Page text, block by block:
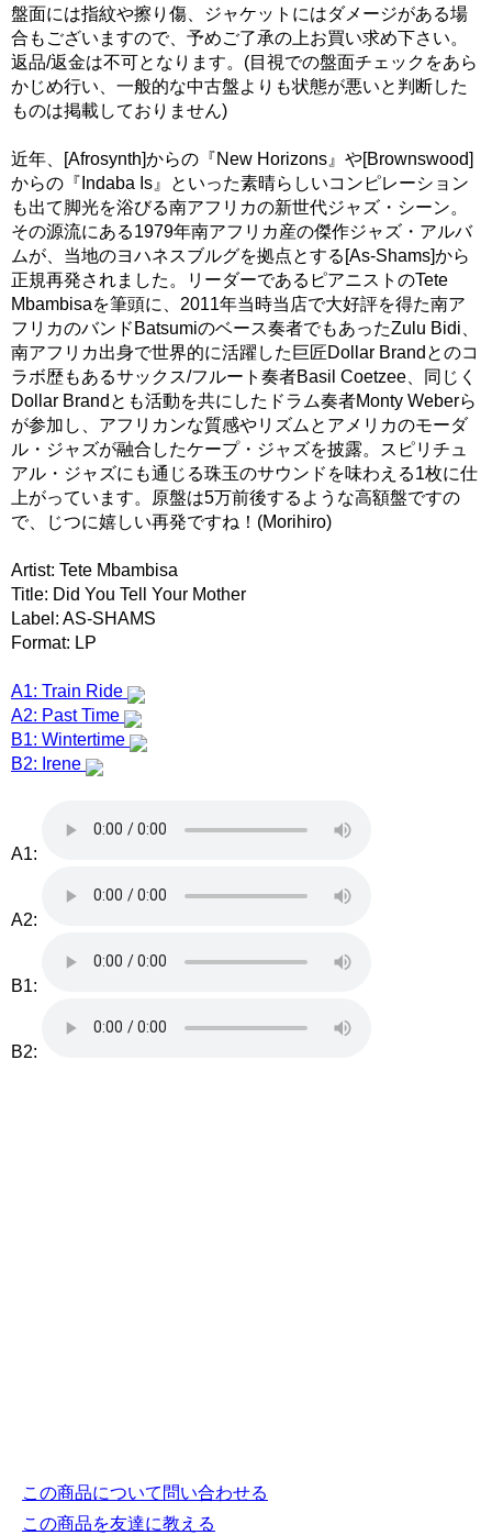
盤面には指紋や擦り傷、ジャケットにはダメージがある場
合もございますので、予めご了承の上お買い求め下さい。
返品/返金は不可となります。(目視での盤面チェックをあら
かじめ行い、一般的な中古盤よりも状態が悪いと判断した
ものは掲載しておりません)
近年、[Afrosynth]からの『New Horizons』や[Brownswood]
からの『Indaba Is』といった素晴らしいコンピレーション
も出て脚光を浴びる南アフリカの新世代ジャズ・シーン。
その源流にある1979年南アフリカ産の傑作ジャズ・アルバ
ムが、当地のヨハネスブルグを拠点とする[As-Shams]から
正規再発されました。リーダーであるピアニストのTete
Mbambisaを筆頭に、2011年当時当店で大好評を得た南ア
フリカのバンドBatsumiのベース奏者でもあったZulu Bidi、
南アフリカ出身で世界的に活躍した巨匠Dollar Brandとのコ
ラボ歴もあるサックス/フルート奏者Basil Coetzee、同じく
Dollar Brandとも活動を共にしたドラム奏者Monty Weberら
が参加し、アフリカンな質感やリズムとアメリカのモーダ
ル・ジャズが融合したケープ・ジャズを披露。スピリチュ
アル・ジャズにも通じる珠玉のサウンドを味わえる1枚に仕
上がっています。原盤は5万前後するような高額盤ですの
で、じつに嬉しい再発ですね！(Morihiro)
Artist: Tete Mbambisa
Title: Did You Tell Your Mother
Label: AS-SHAMS
Format: LP
A1: Train Ride
A2: Past Time
B1: Wintertime
B2: Irene
A1:
A2:
B1:
B2:
この商品について問い合わせる
この商品を友達に教える